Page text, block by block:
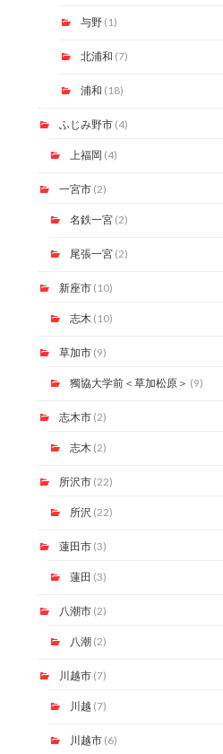
与野(1)
北浦和 (7)
浦和 (18)
ふじみ野市(4)
上福岡 (4)
一宮市(2)
名鉄一宮(2)
尾張一宮(2)
新座市(10)
志木(10)
草加市(9)
獨協大学前＜草加松原＞ (9)
志木市(2)
志木 (2)
所沢市(22)
所沢 (22)
蓮田市(3)
蓮田 (3)
八潮市(2)
八潮(2)
川越市(7)
川越 (7)
川越市(6)